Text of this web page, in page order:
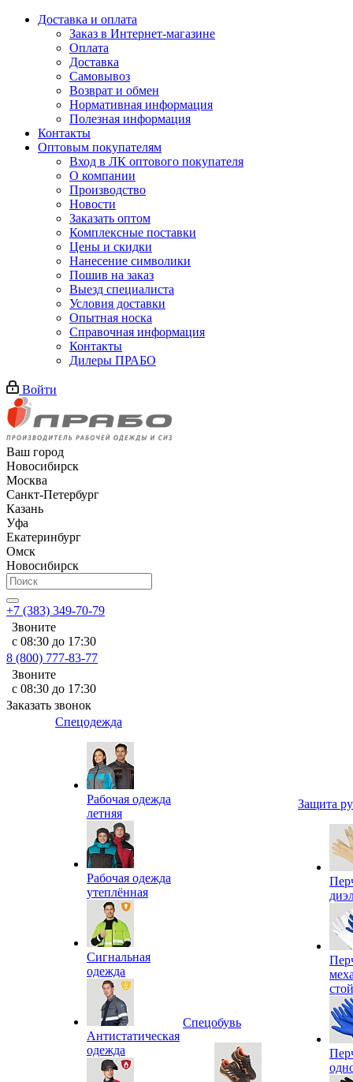
Доставка и оплата
Заказ в Интернет-магазине
Оплата
Доставка
Самовывоз
Возврат и обмен
Нормативная информация
Полезная информация
Контакты
Оптовым покупателям
Вход в ЛК оптового покупателя
О компании
Производство
Новости
Заказать оптом
Комплексные поставки
Цены и скидки
Нанесение символики
Пошив на заказ
Выезд специалиста
Условия доставки
Опытная носка
Справочная информация
Контакты
Дилеры ПРАБО
Войти
Ваш город
Новосибирск
Москва
Санкт-Петербург
Казань
Уфа
Екатеринбург
Омск
Новосибирск
+7 (383) 349-70-79
Звоните
с 08:30 до 17:30
8 (800) 777-83-77
Звоните
с 08:30 до 17:30
Заказать звонок
Спецодежда
Рабочая одежда
летняя
Рабочая одежда
утеплённая
Сигнальная
одежда
Антистатическая
одежда
Спецобувь
Защита